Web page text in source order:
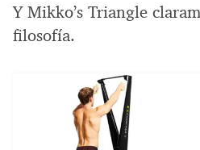
Y Mikko’s Triangle
filosofía.